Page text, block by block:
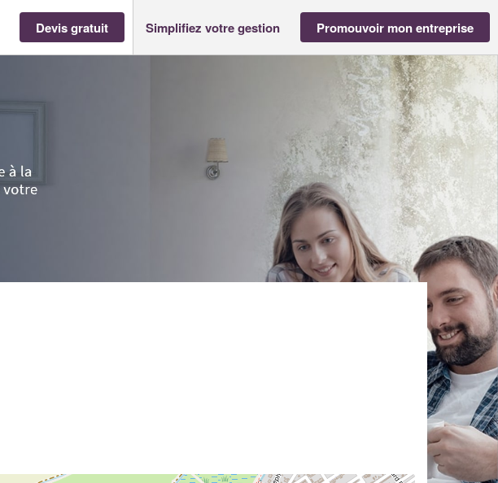
Devis gratuit Simplifiez votre gestion Promouvoir mon entreprise